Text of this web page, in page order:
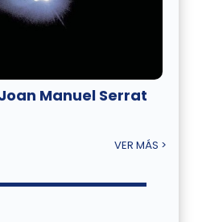
Manuel Serrat
VER MÁS >